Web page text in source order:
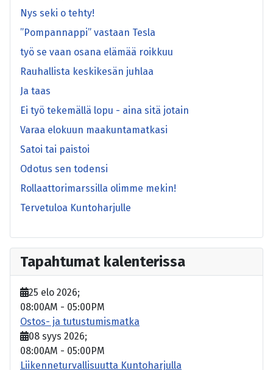
Nys seki o tehty!
”Pompannappi” vastaan Tesla
työ se vaan osana elämää roikkuu
Rauhallista keskikesän juhlaa
Ja taas
Ei työ tekemällä lopu - aina sitä jotain
Varaa elokuun maakuntamatkasi
Satoi tai paistoi
Odotus sen todensi
Rollaattorimarssilla olimme mekin!
Tervetuloa Kuntoharjulle
Tapahtumat kalenterissa
25 elo 2026;
08:00AM - 05:00PM
Ostos- ja tutustumismatka
08 syys 2026;
08:00AM - 05:00PM
Liikenneturvallisuutta Kuntoharjulla